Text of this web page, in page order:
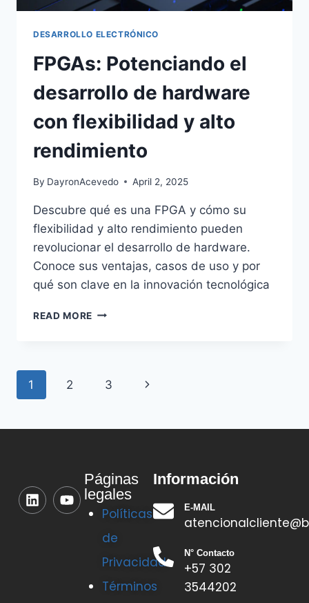
DESARROLLO ELECTRÓNICO
FPGAs: Potenciando el
desarrollo de hardware
con flexibilidad y alto
rendimiento
By DayronAcevedo April 2, 2025
Descubre qué es una FPGA y cómo su
flexibilidad y alto rendimiento pueden
revolucionar el desarrollo de hardware.
Conoce sus ventajas, casos de uso y por
qué son clave en la innovación tecnológica
READ MORE
1 2 3
Páginas
legales
Políticas
de
Privacidad
Términos
Información
E-MAIL
N° Contacto
+57 302
3544202